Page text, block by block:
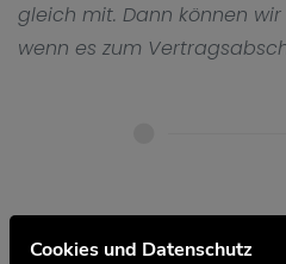
gleich mit. Dann können
wenn es zum
Cookies und Datenschutz